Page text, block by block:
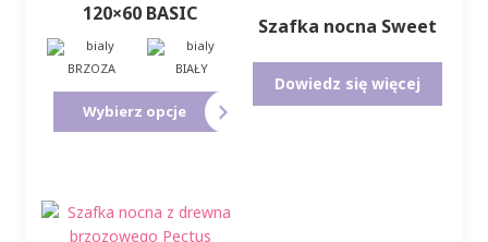
120×60 BASIC
BRZOZA BIAŁY
Wybierz opcje
Opcje
wynosiła:
415,00 zł.
wynosi:
199,99 zł.
Szafka nocna Sweet
Dowiedz się więcej